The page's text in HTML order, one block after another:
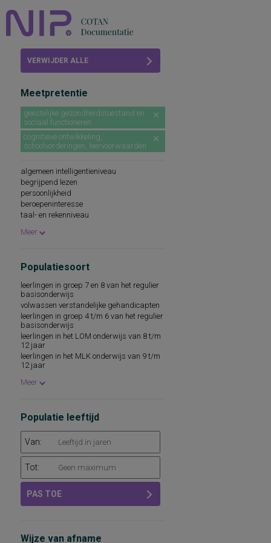
Abonneren
FAQ
VERWIJDER ALLE
Meetpretentie
geestelijke gezondheidstoestand en
sociaal functioneren
cognitieve ontwikkeling,
schoolvorderingen, leervoorwaarden
algemeen intelligentieniveau
begrijpend lezen
persoonlijkheid
beroepeninteresse
taal- en rekenniveau
spellingsvaardigheid
persoonlijkheidseigenschappen
woordenschat
sociaal-emotioneel functioneren
technische leesvaardigheid
leesvaardigheid
persoonlijkheidsaspecten, aan de
werksituatie gerelateerd
psychopathologie
rekenvaardigheid
sociale redzaamheid
aandacht en concentratie
taal, rekenen-wiskunde en
begrijpend lezen en leesattitude
kwaliteit van leven
leeswoordenschat
persoonlijkheidsdimensies
persoonlijkheidsfactoren
taalbegrip
Meer
Populatiesoort
leerlingen in groep 7 en 8 van het regulier
basisonderwijs
volwassen verstandelijke gehandicapten
leerlingen in groep 4 t/m 6 van het regulier
basisonderwijs
leerlingen in het LOM onderwijs van 8 t/m
12 jaar
leerlingen in het MLK onderwijs van 9 t/m
12 jaar
10 jaar
Meer
Populatie leeftijd
Van:
Tot:
PAS TOE
Wijze van afname